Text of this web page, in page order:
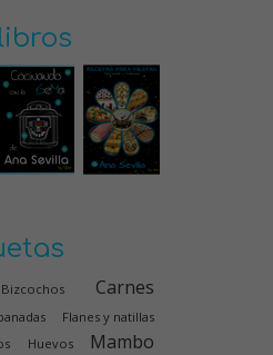
Bizcochos Carnes
Flanes y natillas
Huevos
Mambo